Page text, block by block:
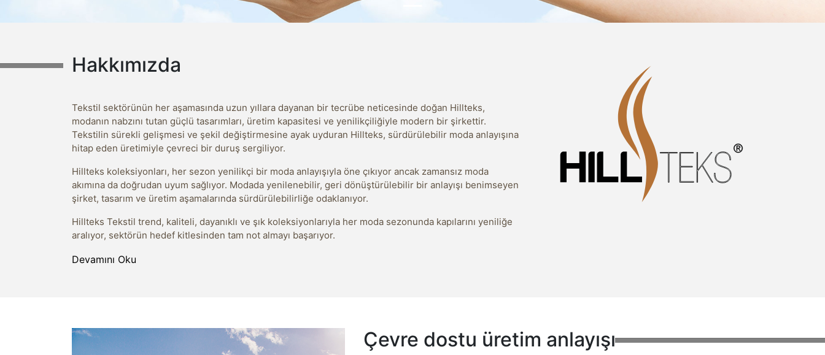
Hakkımızda
Tekstil sektörünün her aşamasında uzun yıllara dayanan bir tecrübe neticesinde doğan Hillteks,
modanın nabzını tutan güçlü tasarımları, üretim kapasitesi ve yenilikçiliğiyle modern bir şirkettir.
Tekstilin sürekli gelişmesi ve şekil değiştirmesine ayak uyduran Hillteks, sürdürülebilir moda anlayışına
hitap eden üretimiyle çevreci bir duruş sergiliyor.
Hillteks koleksiyonları, her sezon yenilikçi bir moda anlayışıyla öne çıkıyor ancak zamansız moda
akımına da doğrudan uyum sağlıyor. Modada yenilenebilir, geri dönüştürülebilir bir anlayışı benimseyen
şirket, tasarım ve üretim aşamalarında sürdürülebilirliğe odaklanıyor.
Hillteks Tekstil trend, kaliteli, dayanıklı ve şık koleksiyonlarıyla her moda sezonunda kapılarını yeniliğe
aralıyor, sektörün hedef kitlesinden tam not almayı başarıyor.
Devamını Oku
Çevre dostu üretim anlayışı